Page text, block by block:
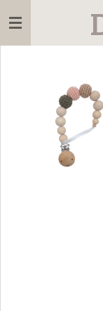
Ga
hoofdinhoud